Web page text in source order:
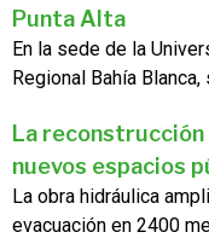
Punta Alta
En la sede de la
Regional Bahía
La reconstrucción
nuevos espacios
La obra hidráulica
evacuación en 2400